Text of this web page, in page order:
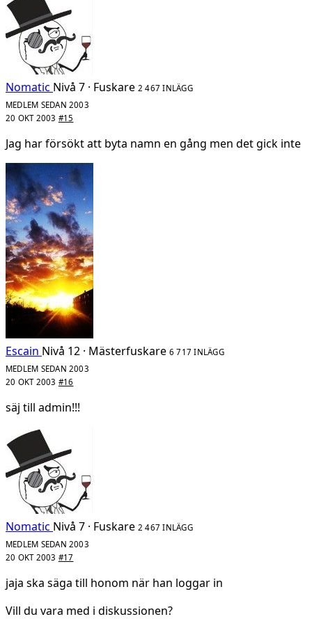
Nomatic Nivå 7 · Fuskare 2 467 INLÄGG
MEDLEM SEDAN 2003
20 OKT 2003 #15
Jag har försökt att byta namn en gång men det gick inte
Escain Nivå 12 · Mästerfuskare 6 717 INLÄGG
MEDLEM SEDAN 2003
20 OKT 2003 #16
säj till admin!!!
Nomatic Nivå 7 · Fuskare 2 467 INLÄGG
MEDLEM SEDAN 2003
20 OKT 2003 #17
jaja ska säga till honom när han loggar in
Vill du vara med i diskussionen?